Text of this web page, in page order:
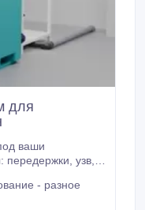
для
ваши
узв,
- разное